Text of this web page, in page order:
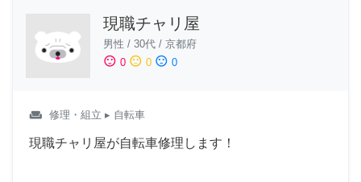
現職チャリ屋
男性 / 30代 / 京都府
sentiment_satisfied 0 sentiment_neutral 0 sentiment_dissatisfied 0
weekend 修理・組立 ▸ 自転車
現職チャリ屋が自転車修理します！